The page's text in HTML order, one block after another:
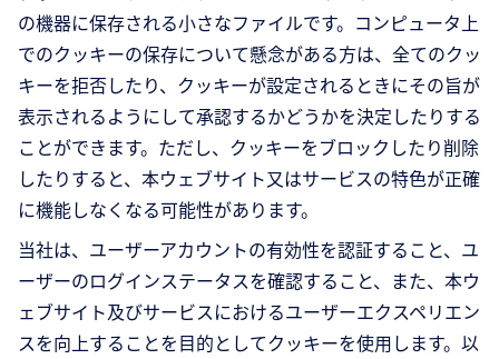
の機器に保存される小さなファイルです。コンピュータ上
でのクッキーの保存について懸念がある方は、全てのクッ
キーを拒否したり、クッキーが設定されるときにその旨が
表示されるようにして承認するかどうかを決定したりする
ことができます。ただし、クッキーをブロックしたり削除
したりすると、本ウェブサイト又はサービスの特色が正確
に機能しなくなる可能性があります。
当社は、ユーザーアカウントの有効性を認証すること、ユ
ーザーのログインステータスを確認すること、また、本ウ
ェブサイト及びサービスにおけるユーザーエクスペリエン
スを向上することを目的としてクッキーを使用します。以